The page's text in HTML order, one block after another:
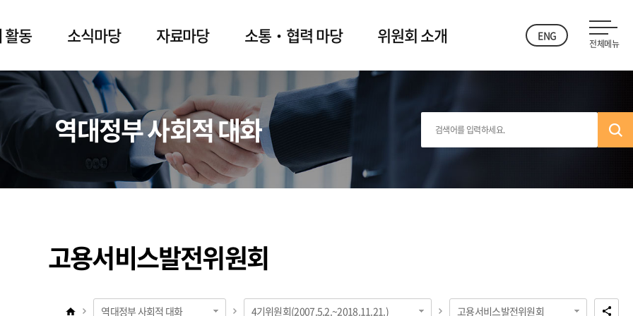
활동 소식마당 자료마당 소통‧협력 마당 위원회 소개 ENG
전체메뉴
역대정부 사회적 대화
고용서비스발전위원회
역대정부 사회적 대화 4기위원회(2007.5.2.~2018.11.21.) 고용서비스발전위원회